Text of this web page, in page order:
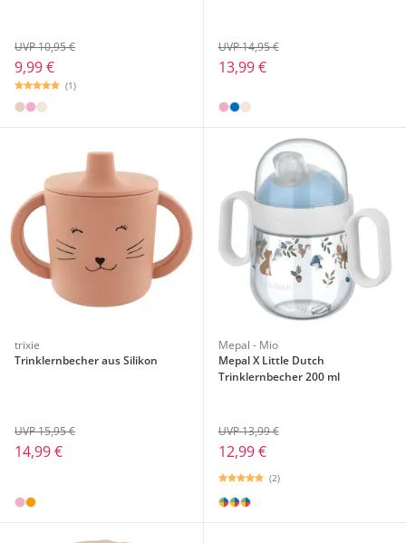
9,99 €
UVP 10,95 €
(1)
13,99 €
UVP 14,95 €
trixie
Trinklernbecher aus Silikon
14,99 €
UVP 15,95 €
Mepal - Mio
Mepal X Little Dutch
Trinklernbecher 200 ml
12,99 €
UVP 13,99 €
(2)